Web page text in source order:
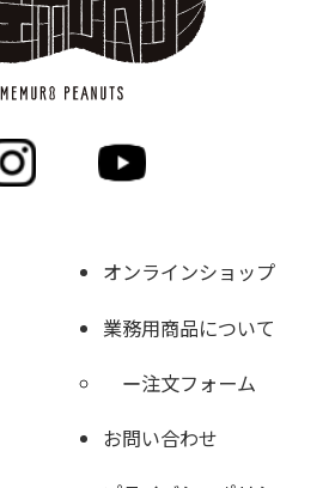
オンラインショップ
業務用商品について
注文フォーム
お問い合わせ